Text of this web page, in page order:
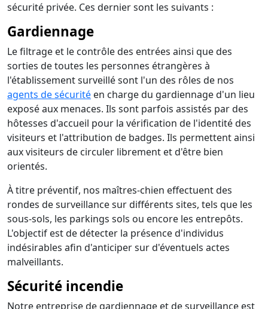
sécurité privée. Ces dernier sont les suivants :
Gardiennage
Le filtrage et le contrôle des entrées ainsi que des
sorties de toutes les personnes étrangères à
l'établissement surveillé sont l'un des rôles de nos
agents de sécurité en charge du gardiennage d'un lieu
exposé aux menaces. Ils sont parfois assistés par des
hôtesses d'accueil pour la vérification de l'identité des
visiteurs et l'attribution de badges. Ils permettent ainsi
aux visiteurs de circuler librement et d'être bien
orientés.
À titre préventif, nos maîtres-chien effectuent des
rondes de surveillance sur différents sites, tels que les
sous-sols, les parkings sols ou encore les entrepôts.
L'objectif est de détecter la présence d'individus
indésirables afin d'anticiper sur d'éventuels actes
malveillants.
Sécurité incendie
Notre entreprise de gardiennage et de surveillance est